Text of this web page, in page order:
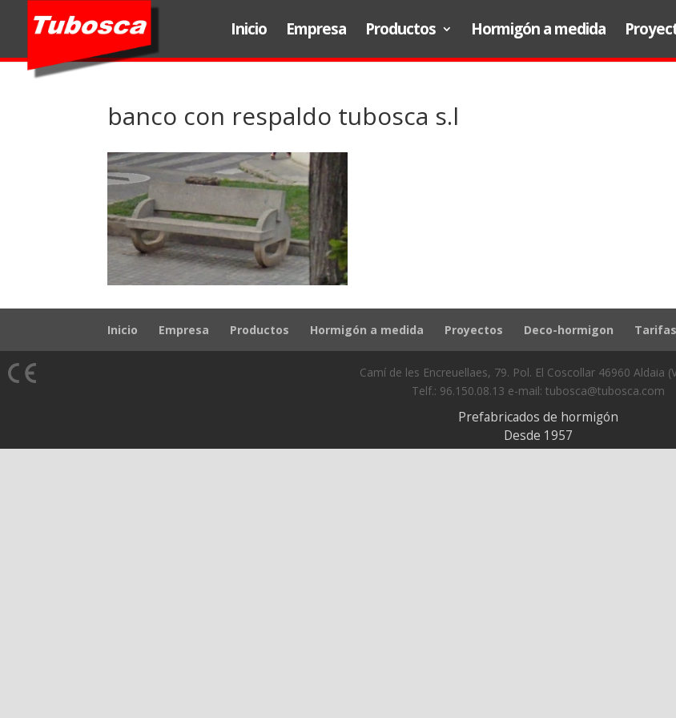
Inicio Empresa Productos Hormigón a medida
banco con respaldo tubosca s.l
Inicio Empresa Productos Hormigón a medida Proyectos Deco-hormigon Tarifas
Camí de les Encreuellaes, 79. Pol. El Coscollar 46960 Aldaia
Telf.: 96.150.08.13 e-mail: tubosca@tubosca.com
Prefabricados de hormigón
Desde 1957